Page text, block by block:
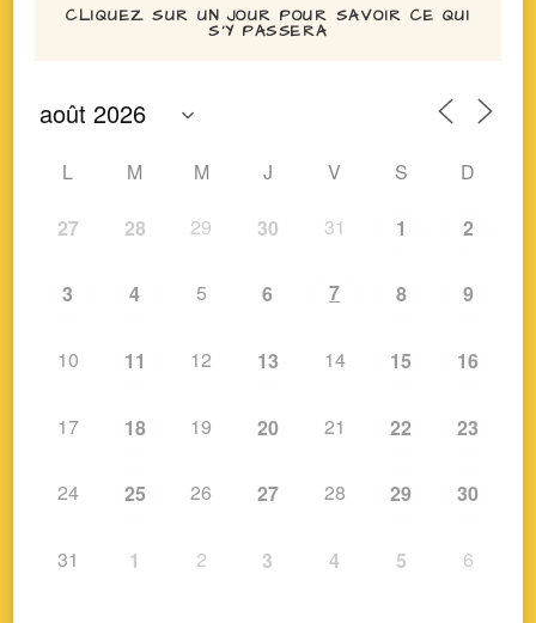
CLIQUEZ SUR UN JOUR POUR SAVOIR CE QUI
S’Y PASSERA
L M M J V S D
27 28 29 30 31 1 2
3 4 5 6 7 8 9
10 11 12 13 14 15 16
17 18 19 20 21 22 23
24 25 26 27 28 29 30
31 1 2 3 4 5 6